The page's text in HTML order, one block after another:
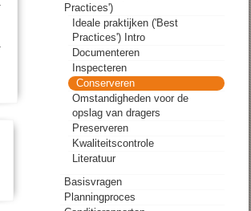
Practices')
Ideale praktijken ('Best
Practices') Intro
Documenteren
Inspecteren
Conserveren
Omstandigheden voor de
opslag van dragers
Preserveren
Kwaliteitscontrole
Literatuur
Basisvragen
Planningproces